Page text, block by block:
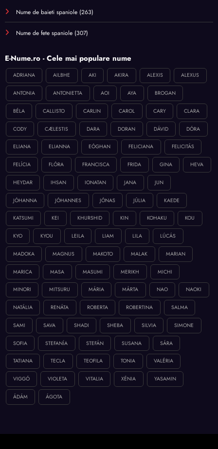
Nume de baieti spaniole (263)
Nume de fete spaniole (307)
E-Nume.ro - Cele mai populare nume
ADRIANA AILBHE AKI AKIRA ALEXIS ALEXUS
ANTONIA ANTONIETTA AOI AYA BROGAN
BÉLA CALLISTO CARLIN CAROL CARY CLARA
CODY CÆLESTIS DARA DORAN DÁVID DÓRA
ELIANA ELIANNA EÓGHAN FELICIANA FELICITÁS
FELÍCIA FLÓRA FRANCISCA FRIDA GINA HEVA
HEYDAR IHSAN IONATAN JANA JUN
JÓHANNA JÓHANNES JÓNAS JÚLIA KAEDE
KATSUMI KEI KHURSHID KIN KOHAKU KOU
KYO KYOU LEILA LIAM LILA LÚCÁS
MADOKA MAGNUS MAKOTO MALAK MARIAN
MARICA MASA MASUMI MERIKH MICHI
MINORI MITSURU MÁRIA MÁRTA NAO NAOKI
NATÁLIA RENÁTA ROBERTA ROBERTINA SALMA
SAMI SAVA SHADI SHEBA SILVIA SIMONE
SOFIA STEFANÍA STEFÁN SUSANA SÁRA
TATIANA TECLA TEOFILA TONIA VALÉRIA
VIGGÓ VIOLETA VITALIA XÉNIA YASAMIN
ÁDÁM ÁGOTA